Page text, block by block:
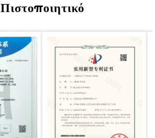
Πιστοποιητικό